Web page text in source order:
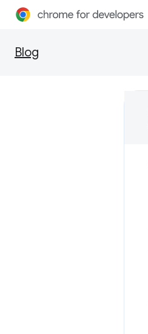
Blog